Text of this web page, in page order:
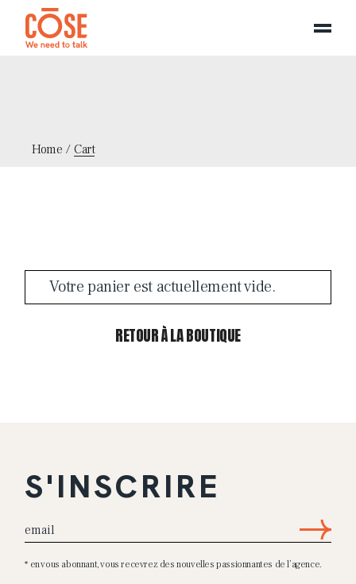
content
Home Cart
Votre panier est actuellement vide.
RETOUR À LA BOUTIQUE
S'INSCRIRE
* en vous abonnant, vous recevrez des nouvelles passionnantes de l’agence.